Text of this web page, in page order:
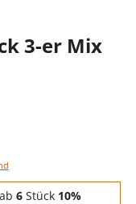
3-er Mix
ab 6Stück 10%